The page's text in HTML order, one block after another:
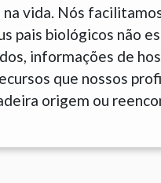
vida. Nós
pais biológicos não
informações de
que nossos
origem ou